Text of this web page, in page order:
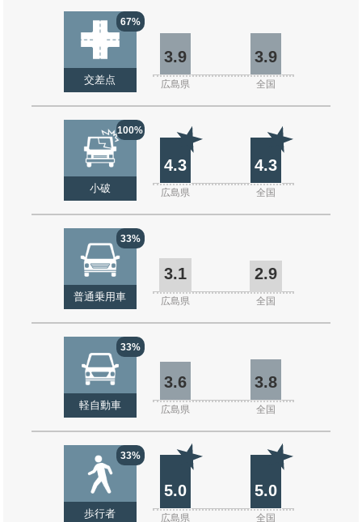
67%
交差点
3.9 3.9
広島県 全国
100%
小破
4.3 4.3
広島県 全国
33%
普通乗用車
3.1 2.9
広島県 全国
33%
軽自動車
3.6 3.8
広島県 全国
33%
歩行者
5.0 5.0
広島県 全国